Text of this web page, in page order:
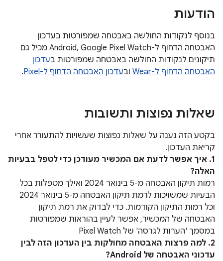
הודעות
בנוסף לנקודות החולשה באבטחה שמפורטות בעדכון
האבטחה הדחוף ל-Android, Google Pixel Watch מכיל גם
תיקונים לנקודות החולשה באבטחה שמפורטות בעדכון
האבטחה הדחוף ל-Wear
ובעדכון האבטחה הדחוף ל-Pixel .
שאלות נפוצות ותשובות
בקטע הזה נענה על שאלות נפוצות שעשויות להתעורר אחרי
קריאת העדכון.
1. איך אפשר לדעת אם המכשיר מעודכן כדי לטפל בבעיות
האלה?
רמות תיקון האבטחה מ-5 בינואר 2024 ואילך מטפלות בכל
הבעיות שמשויכות לרמת תיקון האבטחה מ-5 בינואר 2024
וכל רמות התיקון הקודמות. כדי לבדוק את רמת תיקון
האבטחה של המכשיר, אפשר לעיין בהוראות שמפורטות
במסמך 'הערות לגרסה' של Pixel Watch
2. למה פרצות האבטחה מחולקות בין העדכון הזה לבין
עדכוני האבטחה של Android?